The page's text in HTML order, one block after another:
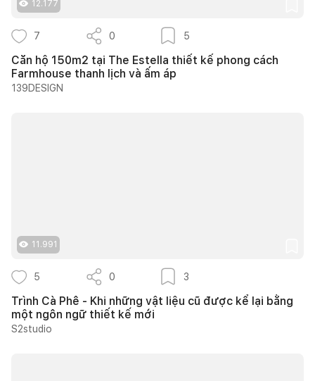
12.177
7 0 5
Căn hộ 150m2 tại The Estella thiết kế phong cách
Farmhouse thanh lịch và ấm áp
139DESIGN
11.991
5 0 3
Trình Cà Phê - Khi những vật liệu cũ được kể lại bằng
một ngôn ngữ thiết kế mới
S2studio